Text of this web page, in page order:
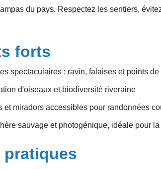
du pays. Respectez les sentiers,
forts
spectaculaires : ravin, falaises et points
d'oiseaux et biodiversité riveraine
et miradors accessibles pour randonnées
sauvage et photogénique, idéale pour
pratiques